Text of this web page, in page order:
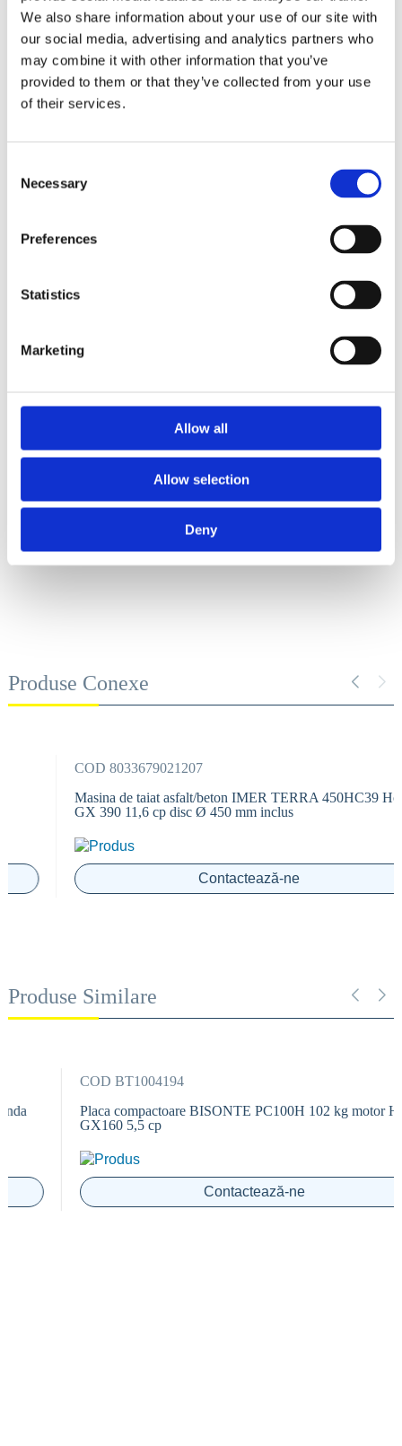
We also share information about your use of our site with
our social media, advertising and analytics partners who
may combine it with other information that you’ve
provided to them or that they’ve collected from your use
of their services.
Selection
Necessary
Preferences
Statistics
Marketing
Allow all
Allow selection
Deny
FIȘA TEHNICĂ
MANUAL DE UTILIZARE
Protectie talpa galben pentru placi compactoare Bisonte
PC65/PC70
Produse Conexe
COD 8033679021207
Masina de taiat asfalt/beton IMER TERRA 450HC39 Honda
GX 390 11,6 cp disc Ø 450 mm inclus
Contactează-ne
Produse Similare
COD BT1004194
Placa compactoare BISONTE PC100H 102 kg motor Honda
GX160 5,5 cp
Contactează-ne